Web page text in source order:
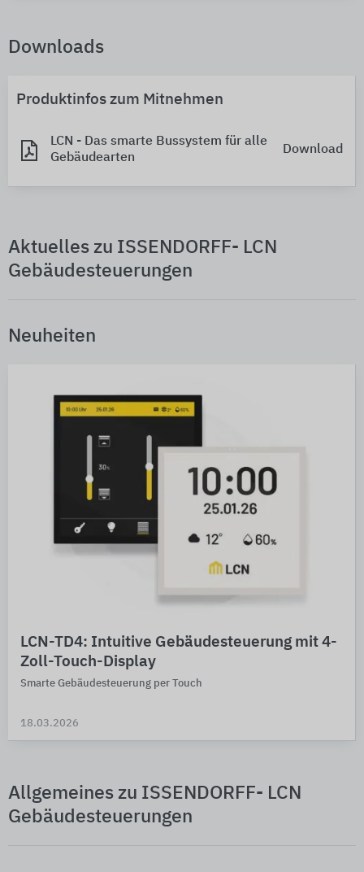
Downloads
Produktinfos zum Mitnehmen
LCN - Das smarte Bussystem für alle
Gebäudearten
Download
Aktuelles zu ISSENDORFF- LCN
Gebäudesteuerungen
Neuheiten
LCN-TD4: Intuitive Gebäudesteuerung mit 4-
Zoll-Touch-Display
Smarte Gebäudesteuerung per Touch
18.03.2026
Allgemeines zu ISSENDORFF- LCN
Gebäudesteuerungen